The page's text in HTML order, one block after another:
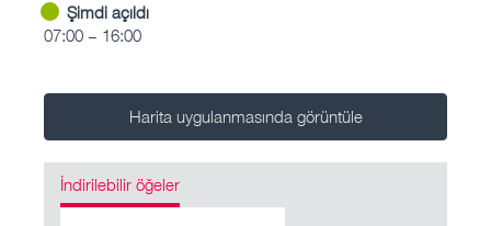
Şimdi açıldı
07:00 – 16:00
Harita uygulanmasında görüntüle
İndirilebilir öğeler